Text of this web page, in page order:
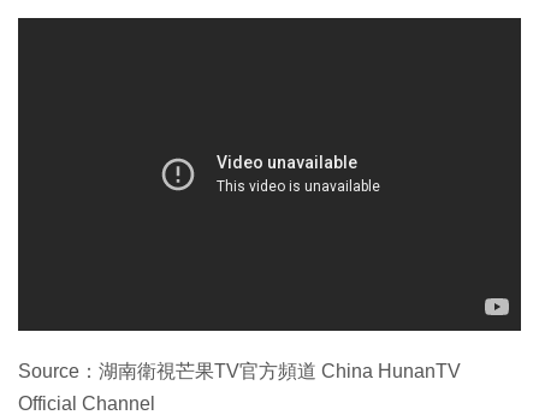
Source：湖南衛視芒果TV官方頻道 China HunanTV
Official Channel